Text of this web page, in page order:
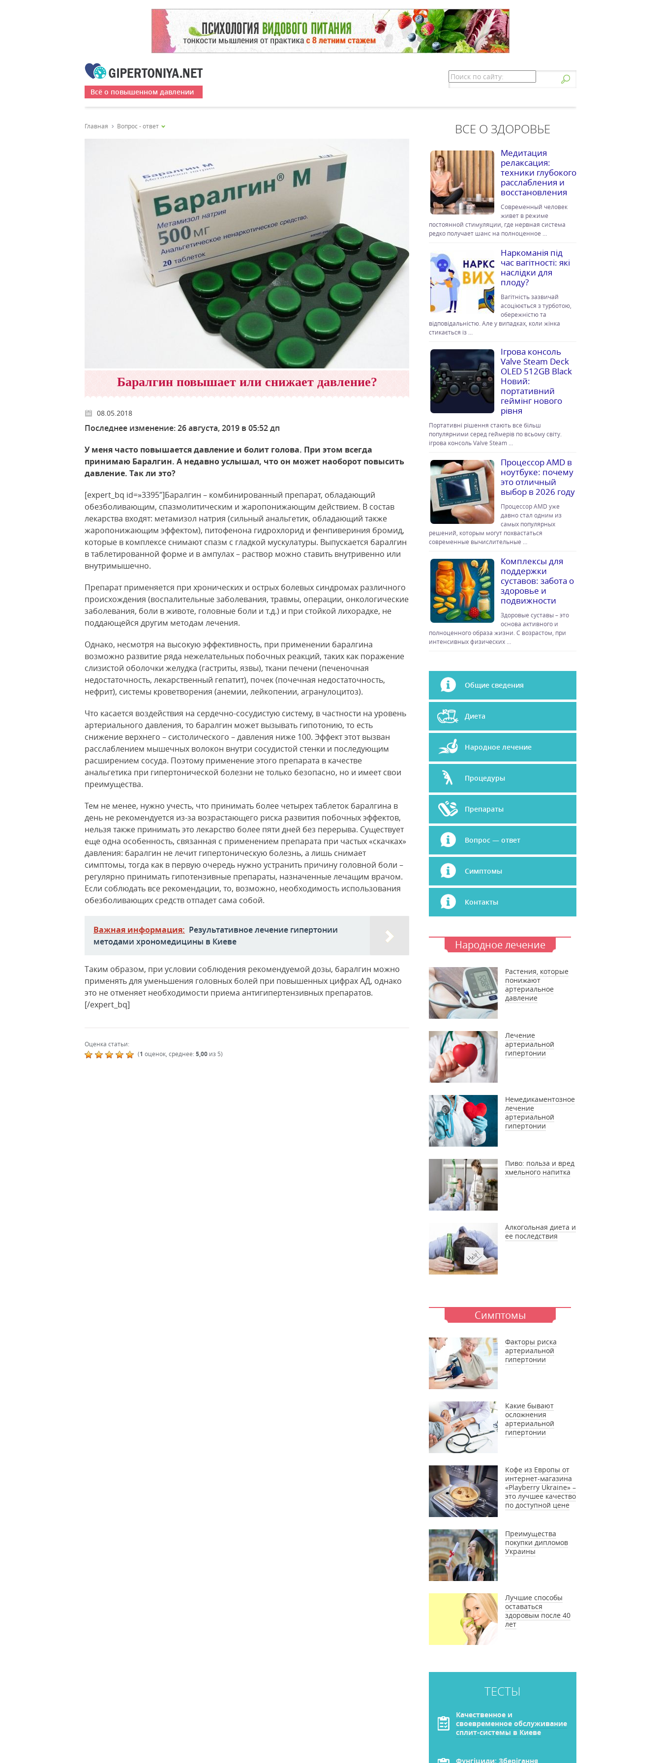
Всё о повышенном давлении
Главная Вопрос - ответ
Баралгин повышает или снижает давление?
08.05.2018
Последнее изменение: 26 августа, 2019 в 05:52 дп
У меня часто повышается давление и болит голова. При этом всегда
принимаю Баралгин. А недавно услышал, что он может наоборот повысить
давление. Так ли это?
[expert_bq id=»3395″]Баралгин – комбинированный препарат, обладающий
обезболивающим, спазмолитическим и жаропонижающим действием. В состав
лекарства входят: метамизол натрия (сильный анальгетик, обладающий также
жаропонижающим эффектом), питофенона гидрохлорид и фенпивериния бромид,
которые в комплексе снимают спазм с гладкой мускулатуры. Выпускается баралгин
в таблетированной форме и в ампулах – раствор можно ставить внутривенно или
внутримышечно.
Препарат применяется при хронических и острых болевых синдромах различного
происхождения (воспалительные заболевания, травмы, операции, онкологические
заболевания, боли в животе, головные боли и т.д.) и при стойкой лихорадке, не
поддающейся другим методам лечения.
Однако, несмотря на высокую эффективность, при применении баралгина
возможно развитие ряда нежелательных побочных реакций, таких как поражение
слизистой оболочки желудка (гастриты, язвы), ткани печени (печеночная
недостаточность, лекарственный гепатит), почек (почечная недостаточность,
нефрит), системы кроветворения (анемии, лейкопении, агранулоцитоз).
Что касается воздействия на сердечно-сосудистую систему, в частности на уровень
артериального давления, то баралгин может вызывать гипотонию, то есть
снижение верхнего – систолического – давления ниже 100. Эффект этот вызван
расслаблением мышечных волокон внутри сосудистой стенки и последующим
расширением сосуда. Поэтому применение этого препарата в качестве
анальгетика при гипертонической болезни не только безопасно, но и имеет свои
преимущества.
Тем не менее, нужно учесть, что принимать более четырех таблеток баралгина в
день не рекомендуется из-за возрастающего риска развития побочных эффектов,
нельзя также принимать это лекарство более пяти дней без перерыва. Существует
еще одна особенность, связанная с применением препарата при частых «скачках»
давления: баралгин не лечит гипертоническую болезнь, а лишь снимает
симптомы, тогда как в первую очередь нужно устранить причину головной боли –
регулярно принимать гипотензивные препараты, назначенные лечащим врачом.
Если соблюдать все рекомендации, то, возможно, необходимость использования
обезболивающих средств отпадет сама собой.
Важная информация: Результативное лечение гипертонии
методами хрономедицины в Киеве
Таким образом, при условии соблюдения рекомендуемой дозы, баралгин можно
применять для уменьшения головных болей при повышенных цифрах АД, однако
это не отменяет необходимости приема антигипертензивных препаратов.
[/expert_bq]
Оценка статьи:
(1 оценок, среднее:5,00 из 5)
ВСЕ О ЗДОРОВЬЕ
Медитация
релаксация:
техники глубокого
расслабления и
восстановления
Современный человек
живет в режиме
постоянной стимуляции, где нервная система
редко получает шанс на полноценное …
Наркоманія під
час вагітності: які
наслідки для
плоду?
Вагітність зазвичай
асоціюється з турботою,
обережністю та
відповідальністю. Але у випадках, коли жінка
стикається із …
Ігрова консоль
Valve Steam Deck
OLED 512GB Black
Новий:
портативний
геймінг нового
рівня
Портативні рішення стають все більш
популярними серед геймерів по всьому світу.
ігрова консоль Valve Steam …
Процессор AMD в
ноутбуке: почему
это отличный
выбор в 2026 году
Процессор AMD уже
давно стал одним из
самых популярных
решений, которым могут похвастаться
современные вычислительные …
Комплексы для
поддержки
суставов: забота о
здоровье и
подвижности
Здоровые суставы – это
основа активного и
полноценного образа жизни. С возрастом, при
интенсивных физических …
Общие сведения
Диета
Народное лечение
Процедуры
Препараты
Вопрос — ответ
Симптомы
Контакты
Народное лечение
Растения, которые
понижают
артериальное
давление
Лечение
артериальной
гипертонии
Немедикаментозное
лечение
артериальной
гипертонии
Пиво: польза и вред
хмельного напитка
Алкогольная диета и
ее последствия
Симптомы
Факторы риска
артериальной
гипертонии
Какие бывают
осложнения
артериальной
гипертонии
Кофе из Европы от
интернет-магазина
«Playberry Ukraine» –
это лучшее качество
по доступной цене
Преимущества
покупки дипломов
Украины
Лучшие способы
оставаться
здоровым после 40
лет
ТЕСТЫ
Качественное и
своевременное обслуживание
сплит-системы в Киеве
Фунгіциди: Зберігання